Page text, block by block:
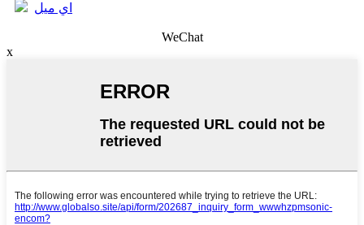
اي ميل
WeChat
x